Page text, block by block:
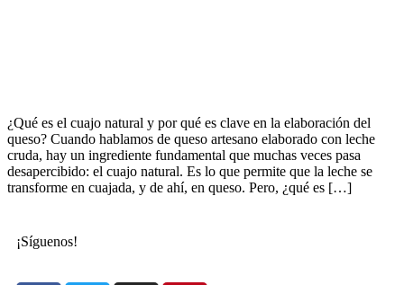
¿Qué es el cuajo natural y por qué es clave en la elaboración del
queso? Cuando hablamos de queso artesano elaborado con leche
cruda, hay un ingrediente fundamental que muchas veces pasa
desapercibido: el cuajo natural. Es lo que permite que la leche se
transforme en cuajada, y de ahí, en queso. Pero, ¿qué es […]
¡Síguenos!